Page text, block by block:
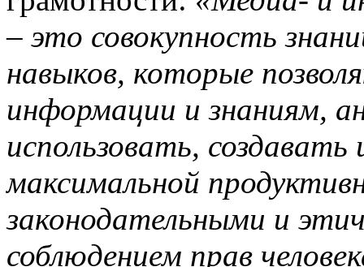
– это совокупность
навыков, которые
информации и знаниям,
использовать,
максимальной
законодательными и
соблюдением прав